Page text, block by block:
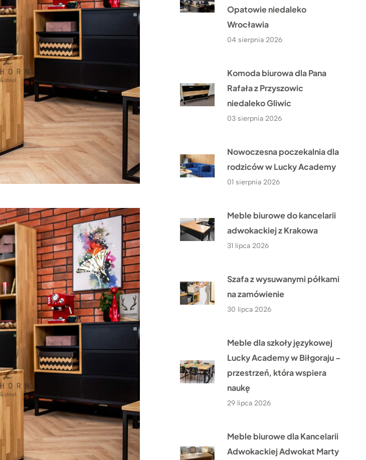
Opatowie niedaleko
Wrocławia
04 sierpnia 2026
Komoda biurowa dla Pana
Rafała z Przyszowic
niedaleko Gliwic
03 sierpnia 2026
Nowoczesna poczekalnia dla
rodziców w Lucky Academy
01 sierpnia 2026
Meble biurowe do kancelarii
adwokackiej z Krakowa
31 lipca 2026
Szafa z wysuwanymi półkami
na zamówienie
30 lipca 2026
Meble dla szkoły językowej
Lucky Academy w Biłgoraju –
przestrzeń, która wspiera
naukę
29 lipca 2026
Meble biurowe dla Kancelarii
Adwokackiej Adwokat Marty